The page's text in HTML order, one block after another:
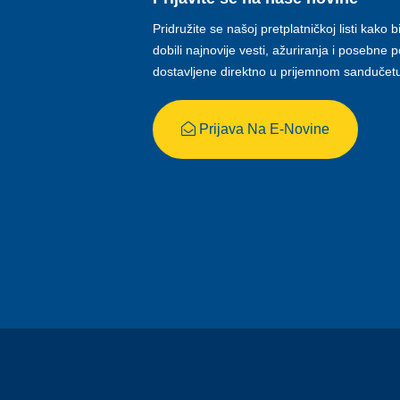
Pridružite se našoj pretplatničkoj listi kako
dobili najnovije vesti, ažuriranja i posebne
dostavljene direktno u prijemnom
Prijava Na E-Novine